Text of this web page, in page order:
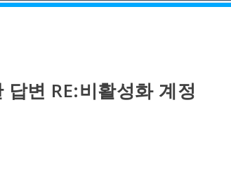
변 RE:비활성화 계정